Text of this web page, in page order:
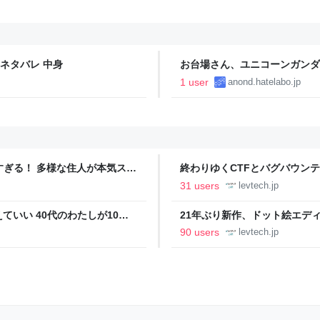
タバレ 中身
お台場さん、ユニコーンガン
1 user
anond.hatelabo.jp
る！ 多様な住人が本気スキ
終わりゆくCTFとバグバウン
ること【フォーカス】 - レバ
31 users levtech.jp
いい 40代のわたしが10年
21年ぶり新作、ドット絵エデ
ついて作者に聞く【フォーカ
90 users levtech.jp